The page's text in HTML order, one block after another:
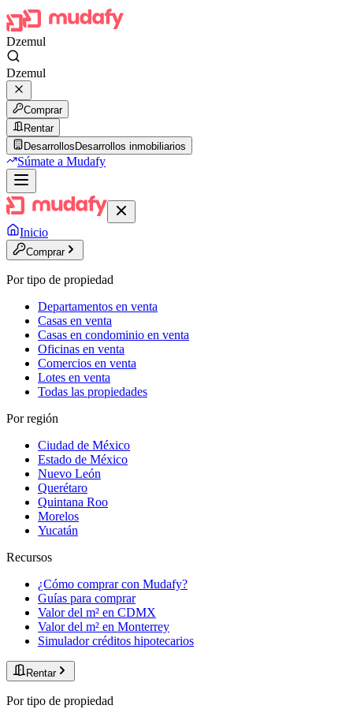
Dzemul
Dzemul
Comprar
Rentar
Desarrollos Desarrollos inmobiliarios
Súmate a Mudafy
Inicio
Comprar
Por tipo de propiedad
Departamentos en venta
Casas en venta
Casas en condominio en venta
Oficinas en venta
Comercios en venta
Lotes en venta
Todas las propiedades
Por región
Ciudad de México
Estado de México
Nuevo León
Querétaro
Quintana Roo
Morelos
Yucatán
Recursos
¿Cómo comprar con Mudafy?
Guías para comprar
Valor del m² en CDMX
Valor del m² en Monterrey
Simulador créditos hipotecarios
Rentar
Por tipo de propiedad